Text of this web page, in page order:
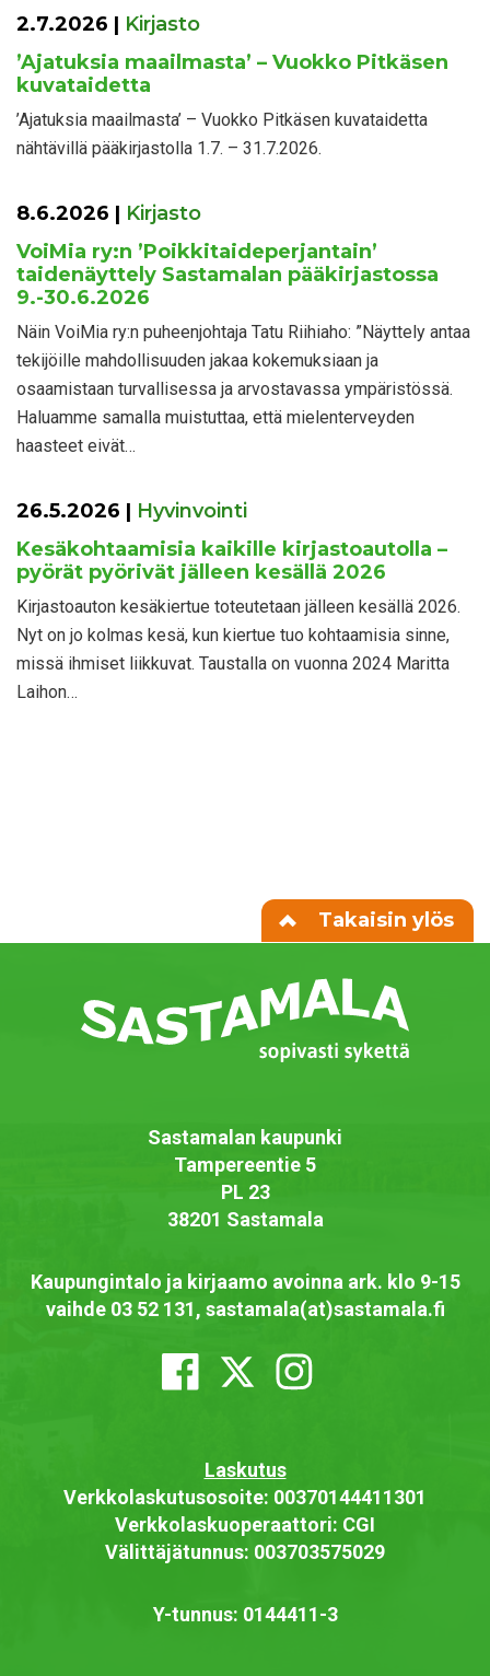
2.7.2026 | Kirjasto
’Ajatuksia maailmasta’ – Vuokko Pitkäsen
kuvataidetta
’Ajatuksia maailmasta’ – Vuokko Pitkäsen kuvataidetta
nähtävillä pääkirjastolla 1.7. – 31.7.2026.
8.6.2026 | Kirjasto
VoiMia ry:n ’Poikkitaideperjantain’
taidenäyttely Sastamalan pääkirjastossa
9.-30.6.2026
Näin VoiMia ry:n puheenjohtaja Tatu Riihiaho: ”Näyttely antaa
tekijöille mahdollisuuden jakaa kokemuksiaan ja
osaamistaan turvallisessa ja arvostavassa ympäristössä.
Haluamme samalla muistuttaa, että mielenterveyden
haasteet eivät…
26.5.2026 | Hyvinvointi
Kesäkohtaamisia kaikille kirjastoautolla –
pyörät pyörivät jälleen kesällä 2026
Kirjastoauton kesäkiertue toteutetaan jälleen kesällä 2026.
Nyt on jo kolmas kesä, kun kiertue tuo kohtaamisia sinne,
missä ihmiset liikkuvat. Taustalla on vuonna 2024 Maritta
Laihon…
Takaisin ylös
Sastamalan kaupunki
Tampereentie 5
PL 23
38201 Sastamala
Kaupungintalo ja kirjaamo avoinna ark. klo 9-15
vaihde 03 52 131, sastamala(at)sastamala.fi
Laskutus
Verkkolaskutusosoite: 00370144411301
Verkkolaskuoperaattori: CGI
Välittäjätunnus: 003703575029
Y-tunnus: 0144411-3